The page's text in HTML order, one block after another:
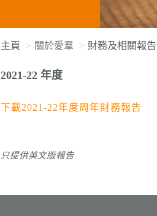
主頁 關於愛羣 財務及相關報告
2021-22 年度
下載2021-22年度周年財務報告
只提供英文版報告